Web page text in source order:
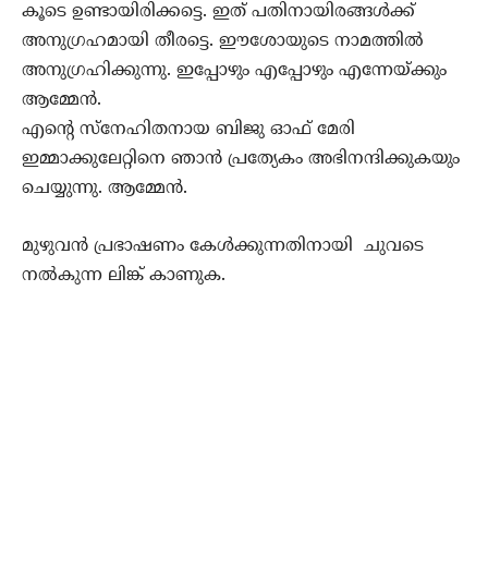
കൂടെ ഉണ്ടായിരിക്കട്ടെ. ഇത് പതിനായിരങ്ങൾക്ക്
അനുഗ്രഹമായി തീരട്ടെ. ഈശോയുടെ നാമത്തിൽ
അനുഗ്രഹിക്കുന്നു. ഇപ്പോഴും എപ്പോഴും എന്നേയ്ക്കും
ആമ്മേൻ.
എന്റെ സ്നേഹിതനായ ബിജു ഓഫ് മേരി
ഇമ്മാക്കുലേറ്റിനെ ഞാൻ പ്രത്യേകം അഭിനന്ദിക്കുകയും
ചെയ്യുന്നു. ആമ്മേൻ.
മുഴുവൻ പ്രഭാഷണം കേൾക്കുന്നതിനായി ചുവടെ
നൽകുന്ന ലിങ്ക് കാണുക.